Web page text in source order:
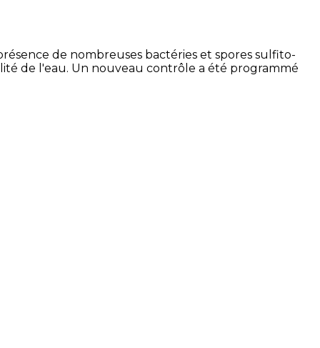
de nombreuses bactéries et spores sulfito-
de l'eau. Un nouveau contrôle a été programmé